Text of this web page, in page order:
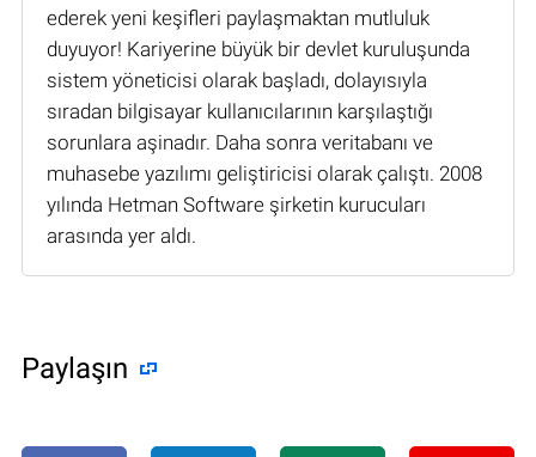
ederek yeni keşifleri paylaşmaktan mutluluk
duyuyor! Kariyerine büyük bir devlet kuruluşunda
sistem yöneticisi olarak başladı, dolayısıyla
sıradan bilgisayar kullanıcılarının karşılaştığı
sorunlara aşinadır. Daha sonra veritabanı ve
muhasebe yazılımı geliştiricisi olarak çalıştı. 2008
yılında Hetman Software şirketin kurucuları
arasında yer aldı.
Paylaşın